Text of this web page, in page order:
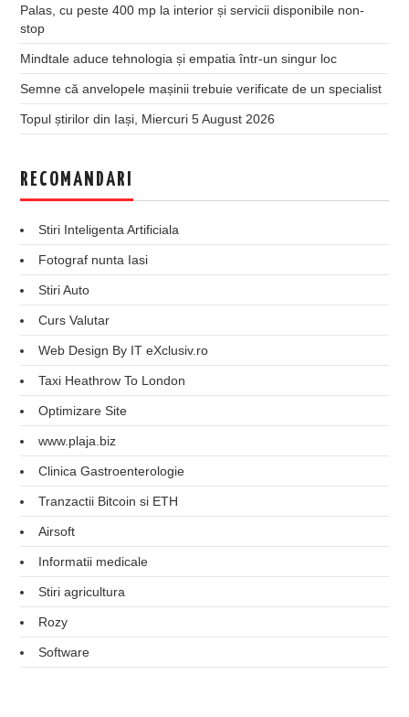
Palas, cu peste 400 mp la interior și servicii disponibile non-
stop
Mindtale aduce tehnologia și empatia într-un singur loc
Semne că anvelopele mașinii trebuie verificate de un specialist
Topul știrilor din Iași, Miercuri 5 August 2026
RECOMANDARI
Stiri Inteligenta Artificiala
Fotograf nunta Iasi
Stiri Auto
Curs Valutar
Web Design By IT eXclusiv.ro
Taxi Heathrow To London
Optimizare Site
www.plaja.biz
Clinica Gastroenterologie
Tranzactii Bitcoin si ETH
Airsoft
Informatii medicale
Stiri agricultura
Rozy
Software